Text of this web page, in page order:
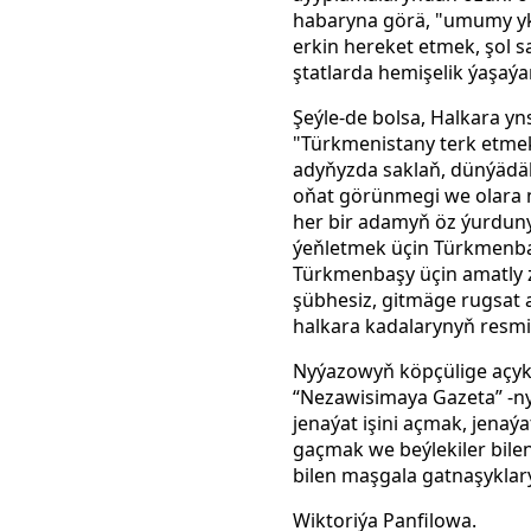
habaryna görä, "umumy
erkin hereket etmek, şol
ştatlarda hemişelik
Şeýle-de bolsa, Halkara
"Türkmenistany terk
adyňyzda saklaň,
oňat görünmegi we olara
her bir adamyň öz
ýeňletmek üçin
Türkmenbaşy üçin amatly
şübhesiz, gitmäge rugsat
halkara kadalarynyň
Nyýazowyň köpçülige
“Nezawisimaya Gazeta”
jenaýat işini açmak,
gaçmak we beýlekiler
bilen maşgala
Wiktoriýa Panfilowa.